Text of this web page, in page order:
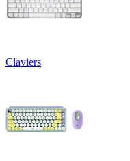
Claviers